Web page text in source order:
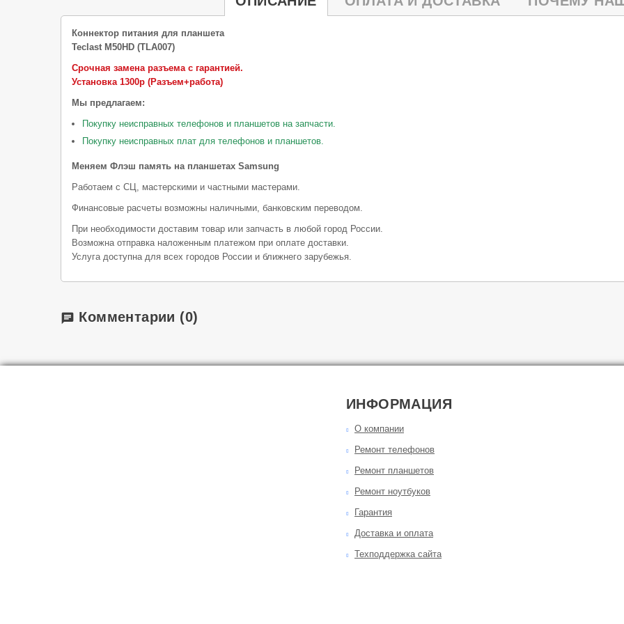
Коннектор питания для планшета
Teclast M50HD (TLA007)
Срочная замена разъема с гарантией.
Установка 1300р (Разъем+работа)
Мы предлагаем:
Покупку неисправных телефонов и планшетов на запчасти.
Покупку неисправных плат для телефонов и планшетов.
Меняем Флэш память на планшетах Samsung
Работаем с СЦ, мастерскими и частными мастерами.
Финансовые расчеты возможны наличными, банковским переводом.
При необходимости доставим товар или запчасть в любой город России.
Возможна отправка наложенным платежом при оплате доставки.
Услуга доступна для всех городов России и ближнего зарубежья.
chat Комментарии (0)
ИНФОРМАЦИЯ
О компании
Ремонт телефонов
Ремонт планшетов
Ремонт ноутбуков
Гарантия
Доставка и оплата
Техподдержка сайта